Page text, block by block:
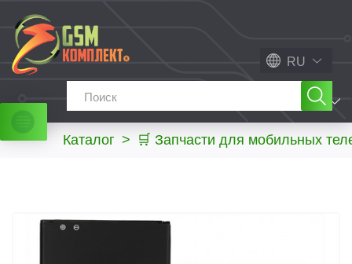
RU
МЕНЮ
Каталог > 🛒 Запчасти для мобильных